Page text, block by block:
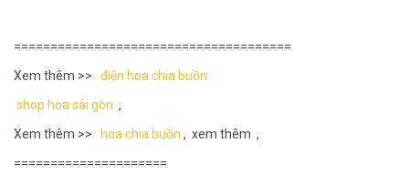
======================================
Xem thêm >>
điện hoa chia buồn
shop hoa sài gòn ,
Xem thêm >>
hoa chia buồn , xem thêm ,
=====================